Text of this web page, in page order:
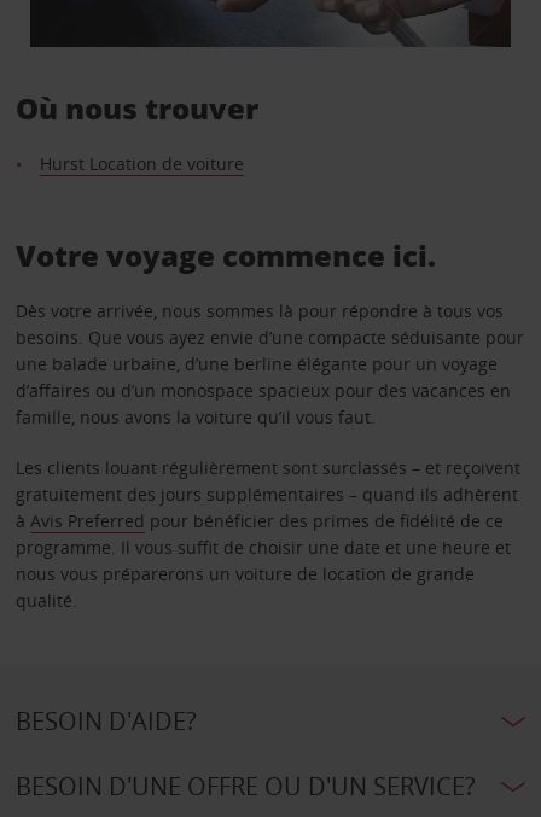
Où nous trouver
Hurst Location de voiture
Votre voyage commence ici.
Dès votre arrivée, nous sommes là pour répondre à tous vos
besoins. Que vous ayez envie d’une compacte séduisante pour
une balade urbaine, d’une berline élégante pour un voyage
d’affaires ou d’un monospace spacieux pour des vacances en
famille, nous avons la voiture qu’il vous faut.
Les clients louant régulièrement sont surclassés – et reçoivent
gratuitement des jours supplémentaires – quand ils adhèrent
à Avis Preferred pour bénéficier des primes de fidélité de ce
programme. Il vous suffit de choisir une date et une heure et
nous vous préparerons un voiture de location de grande
qualité.
BESOIN D'AIDE?
BESOIN D'UNE OFFRE OU D'UN SERVICE?